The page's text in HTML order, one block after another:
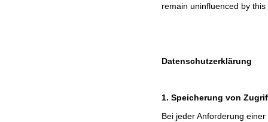
remain uninfluenced by this
Datenschutzerklärung
1. Speicherung von
Bei jeder Anforderung